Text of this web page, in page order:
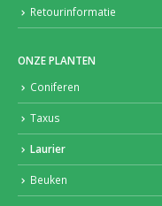
Retourinformatie
ONZE PLANTEN
Coniferen
Taxus
Laurier
Beuken